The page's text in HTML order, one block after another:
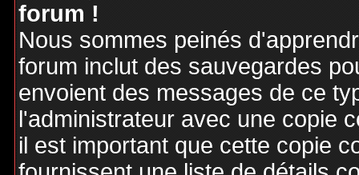
forum !
Nous sommes peinés
forum inclut des sauvegardes
envoient des messages de ce
l'administrateur avec une copie
il est important que cette copie